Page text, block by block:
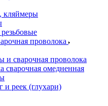
проволока
и сварочная проволока
сварочная омедненная
реек (глухари)